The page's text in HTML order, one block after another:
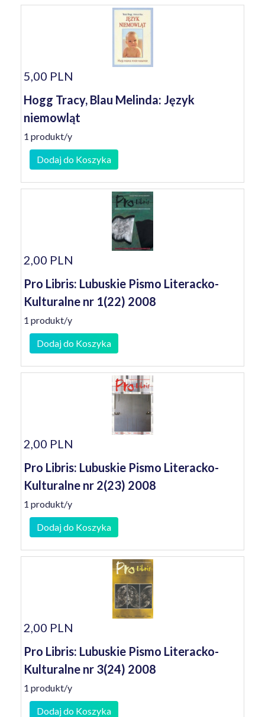
5,00 PLN
Hogg Tracy, Blau Melinda: Język
niemowląt
1 produkt/y
Dodaj do Koszyka
2,00 PLN
Pro Libris: Lubuskie Pismo Literacko-
Kulturalne nr 1(22) 2008
1 produkt/y
Dodaj do Koszyka
2,00 PLN
Pro Libris: Lubuskie Pismo Literacko-
Kulturalne nr 2(23) 2008
1 produkt/y
Dodaj do Koszyka
2,00 PLN
Pro Libris: Lubuskie Pismo Literacko-
Kulturalne nr 3(24) 2008
1 produkt/y
Dodaj do Koszyka